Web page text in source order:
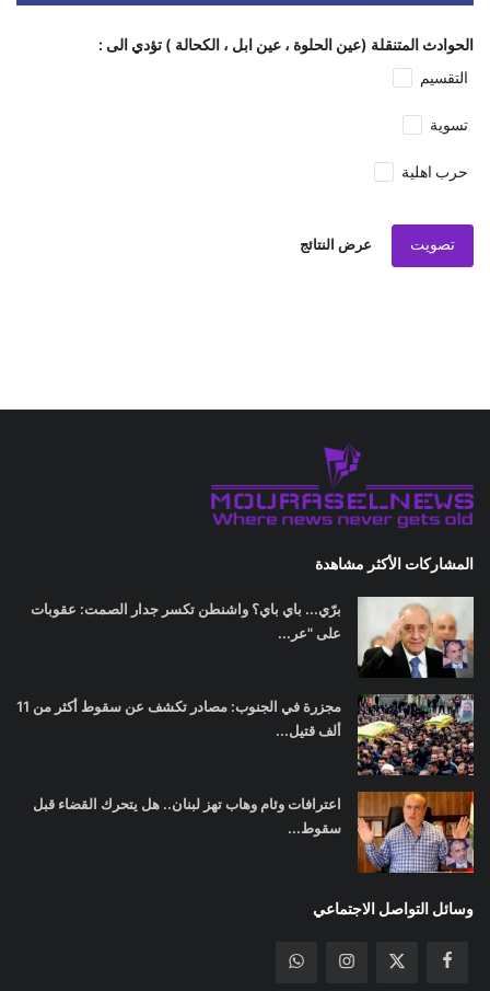
الحوادث المتنقلة (عين الحلوة ، عين ابل ، الكحالة ) تؤدي الى :
التقسيم
تسوية
حرب اهلية
تصويت عرض النتائج
المشاركات الأكثر مشاهدة
برّي... باي باي؟ واشنطن تكسر جدار الصمت: عقوبات
على "عر...
مجزرة في الجنوب: مصادر تكشف عن سقوط أكثر من 11
ألف قتيل...
اعترافات وئام وهاب تهز لبنان.. هل يتحرك القضاء قبل
سقوط...
وسائل التواصل الاجتماعي